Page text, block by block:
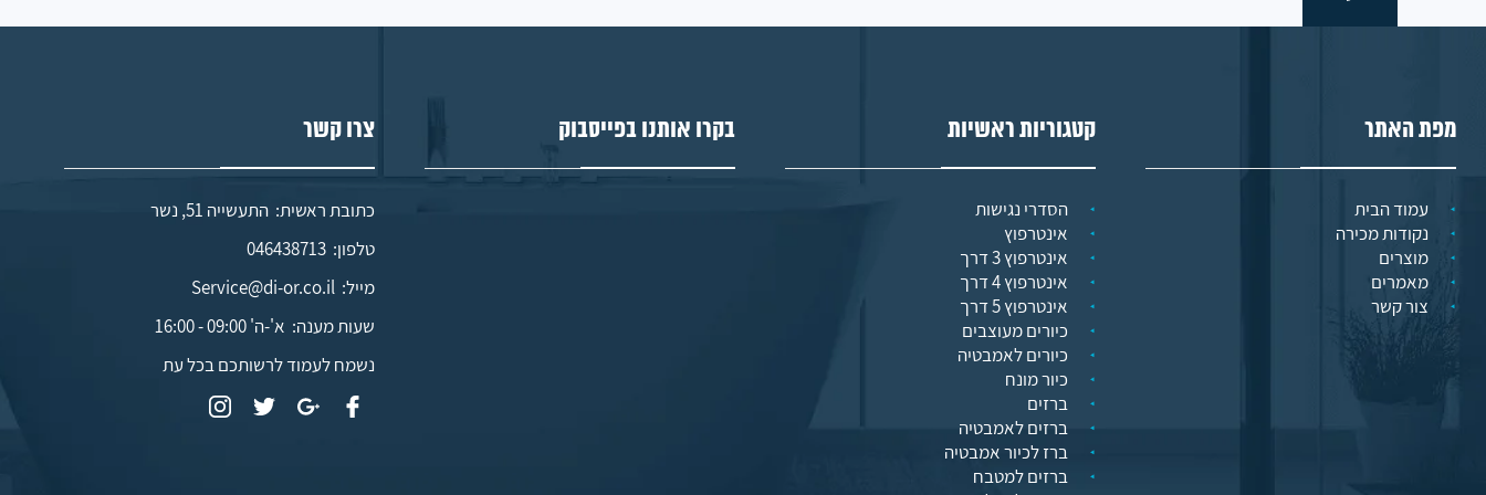
מפת האתר
עמוד הבית
נקודות מכירה
מוצרים
מאמרים
צור קשר
קטגוריות ראשיות
הסדרי נגישות
אינטרפוץ
אינטרפוץ 3 דרך
אינטרפוץ 4 דרך
אינטרפוץ 5 דרך
כיורים מעוצבים
כיורים לאמבטיה
כיור מונח
ברזים
ברזים לאמבטיה
ברז לכיור אמבטיה
ברזים למטבח
בקרו אותנו בפייסבוק צרו קשר
כתובת ראשית: התעשייה 51, נשר
טלפון: 046438713
מייל: Service@di-or.co.il
שעות מענה: א'-ה' 09:00 - 16:00
נשמח לעמוד לרשותכם בכל עת